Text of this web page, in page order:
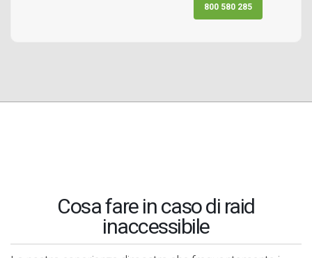
800 580 285
Cosa fare in caso di raid
inaccessibile